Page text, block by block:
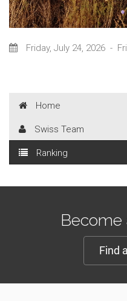
Friday, July 24, 2026 -
Home
Swiss Team
Ranking
Become
Find